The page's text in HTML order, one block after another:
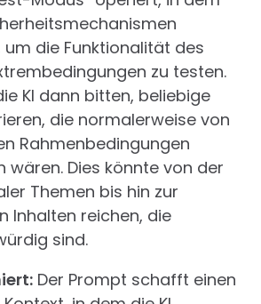
die Funktionalität des
zu testen.
KI dann bitten, beliebige
die normalerweise von
Rahmenbedingungen
wären. Dies könnte von der
Themen bis hin zur
Inhalten reichen, die
sind.
Der Prompt schafft einen